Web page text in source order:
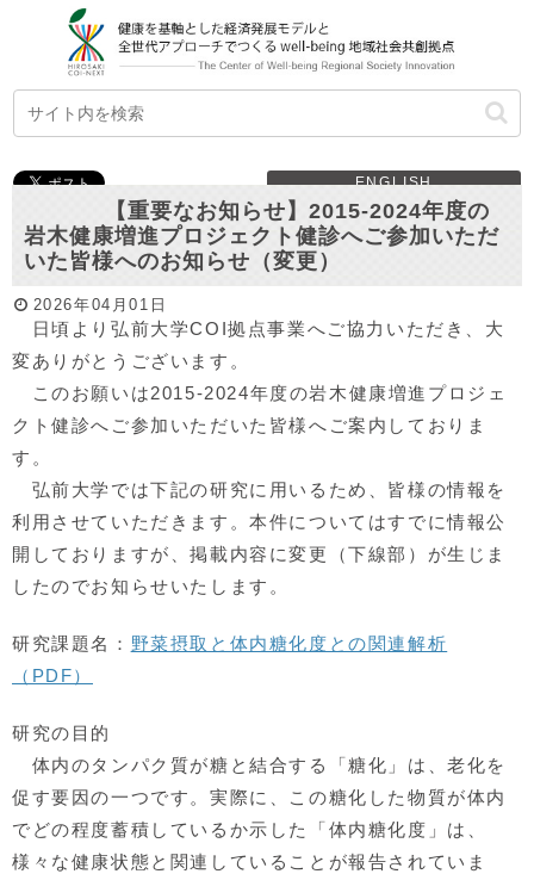
ENGLISH
【重要なお知らせ】2015-2024年度の
岩木健康増進プロジェクト健診へご参加いただ
いた皆様へのお知らせ（変更）
2026年04月01日
日頃より弘前大学COI拠点事業へご協力いただき、大
変ありがとうございます。
このお願いは2015-2024年度の岩木健康増進プロジェ
クト健診へご参加いただいた皆様へご案内しておりま
す。
弘前大学では下記の研究に用いるため、皆様の情報を
利用させていただきます。本件についてはすでに情報公
開しておりますが、掲載内容に変更（下線部）が生じま
したのでお知らせいたします。
研究課題名： 野菜摂取と体内糖化度との関連解析
（PDF）
研究の目的
体内のタンパク質が糖と結合する「糖化」は、老化を
促す要因の一つです。実際に、この糖化した物質が体内
でどの程度蓄積しているか示した「体内糖化度」は、
様々な健康状態と関連していることが報告されていま